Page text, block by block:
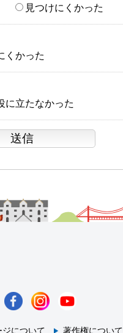
見つけにくかった
くかった
に立たなかった
ジについて 著作権について